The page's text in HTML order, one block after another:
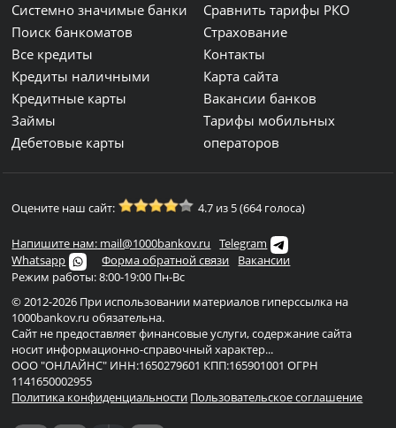
Системно значимые банки
Поиск банкоматов
Все кредиты
Кредиты наличными
Кредитные карты
Займы
Дебетовые карты
Сравнить тарифы РКО
Страхование
Контакты
Карта сайта
Вакансии банков
Тарифы мобильных
операторов
Оцените наш сайт: 4.7 из 5 (664 голоса)
Напишите нам: mail@1000bankov.ru
Telegram
Whatsapp
Форма обратной связи
Вакансии
Режим работы: 8:00-19:00 Пн-Вс
© 2012-2026 При использовании материалов гиперссылка на
1000bankov.ru обязательна.
Сайт не предоставляет финансовые услуги, содержание сайта
носит информационно-справочный характер...
ООО "ОНЛАЙНС" ИНН:1650279601 КПП:165901001 ОГРН
1141650002955
Политика конфиденциальности Пользовательское соглашение